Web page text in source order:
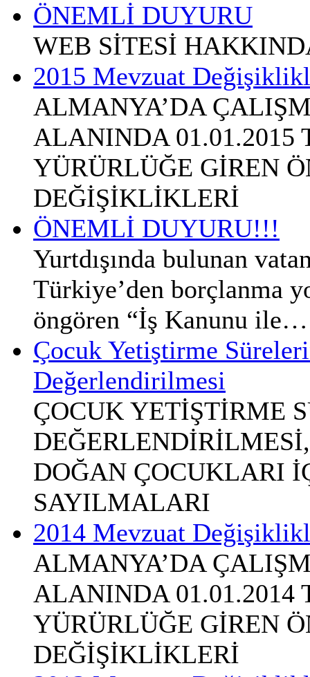
ÖNEMLİ DUYURU
WEB SİTESİ
2015 Mevzuat
ALMANYA’DA
ALANINDA 01.01.2015
YÜRÜRLÜĞE GİREN
DEĞİŞİKLİKLERİ
ÖNEMLİ DUYURU!!!
Yurtdışında bulunan
Türkiye’den borçlanma
öngören “İş Kanunu ile…
Çocuk Yetiştirme
Değerlendirilmesi
ÇOCUK YETİŞTİRME
DOĞAN ÇOCUKLARI
SAYILMALARI
2014 Mevzuat
ALMANYA’DA
ALANINDA 01.01.2014
YÜRÜRLÜĞE GİREN
DEĞİŞİKLİKLERİ